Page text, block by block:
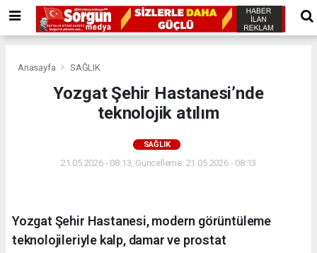
Anasayfa SAĞLIK
Yozgat Şehir Hastanesi’nde
teknolojik atılım
SAĞLIK
21.05.2026 - 08:13, Güncelleme: 21.05.2026 - 08:13
Yozgat Şehir Hastanesi, modern görüntüleme
teknolojileriyle kalp, damar ve prostat